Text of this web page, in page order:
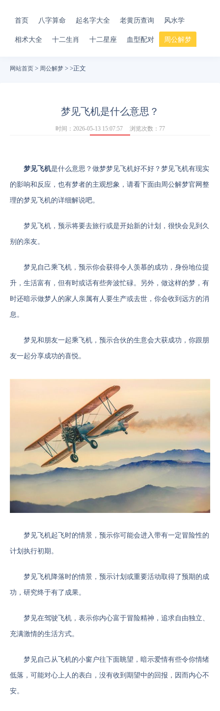
首页 八字算命 起名字大全 老黄历查询 风水学
相术大全 十二生肖 十二星座 血型配对 周公解梦
网站首页 > 周公解梦 > >正文
梦见飞机是什么意思？
时间：2026-05-13 15:07:57 浏览次数：77
梦见飞机是什么意思？做梦梦见飞机好不好？梦见飞机有现实
的影响和反应，也有梦者的主观想象，请看下面由周公解梦官网整
理的梦见飞机的详细解说吧。
梦见飞机，预示将要去旅行或是开始新的计划，很快会见到久
别的亲友。
梦见自己乘飞机，预示你会获得令人羡慕的成功，身份地位提
升，生活富有，但有时或话有些奔波忙碌。另外，做这样的梦，有
时还暗示做梦人的家人亲属有人要生产或去世，你会收到远方的消
息。
梦见和朋友一起乘飞机，预示合伙的生意会大获成功，你跟朋
友一起分享成功的喜悦。
梦见飞机起飞时的情景，预示你可能会进入带有一定冒险性的
计划执行初期。
梦见飞机降落时的情景，预示计划或重要活动取得了预期的成
功，研究终于有了成果。
梦见在驾驶飞机，表示你内心富于冒险精神，追求自由独立、
充满激情的生活方式。
梦见自己从飞机的小窗户往下面眺望，暗示爱情有些令你情绪
低落，可能对心上人的表白，没有收到期望中的回报，因而内心不
安。